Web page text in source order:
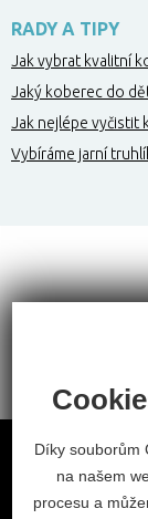
RADY A TIPY
Jak vybrat kvalitní
Jaký koberec do
Jak nejlépe vyčistit
Vybíráme jarní
Díky souborům
na našem
procesu a